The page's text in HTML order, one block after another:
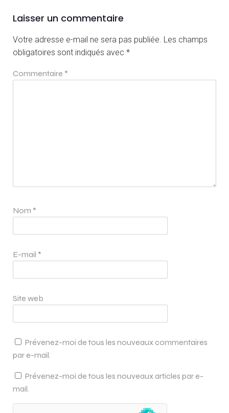
Laisser un commentaire
Votre adresse e-mail ne sera pas publiée. Les champs
obligatoires sont indiqués avec *
Commentaire *
Nom *
E-mail *
Site web
Prévenez-moi de tous les nouveaux commentaires
par e-mail.
Prévenez-moi de tous les nouveaux articles par e-
mail.